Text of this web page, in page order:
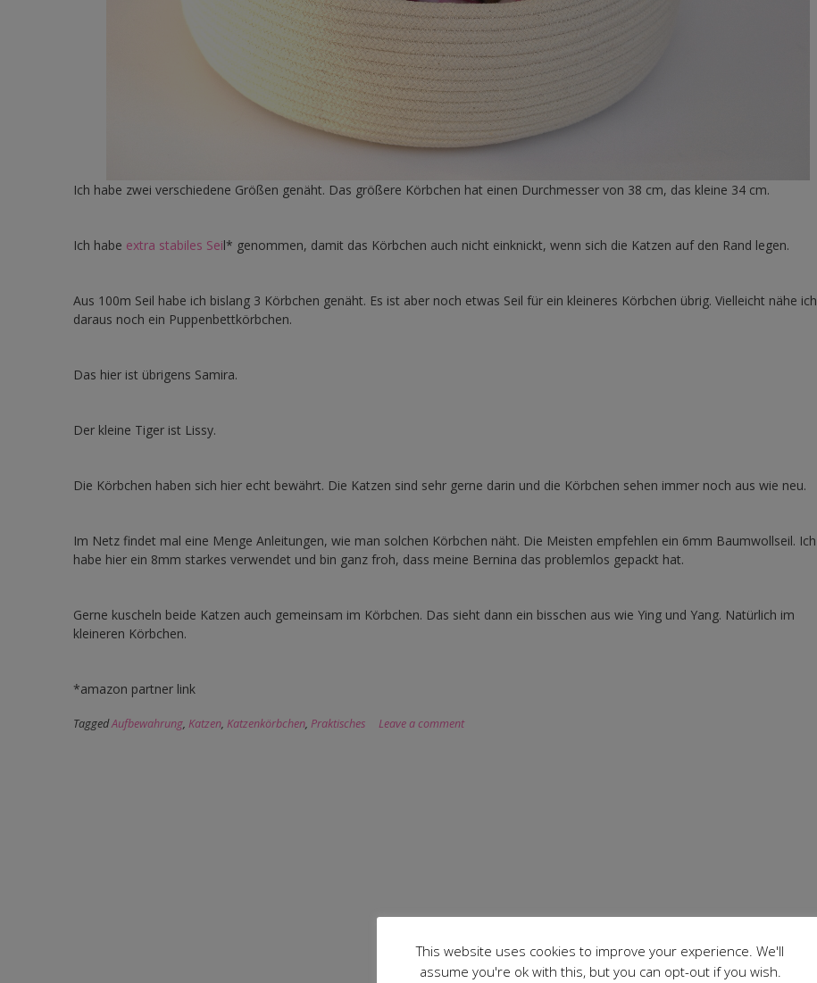
Ich habe zwei verschiedene Größen genäht. Das größere Körbchen hat einen Durchmesser von 38 cm, das kleine 34 cm.
Ich habe extra stabiles Seil* genommen, damit das Körbchen auch nicht einknickt, wenn sich die Katzen auf den Rand legen.
Aus 100m Seil habe ich bislang 3 Körbchen genäht. Es ist aber noch etwas Seil für ein kleineres Körbchen übrig. Vielleicht nähe ich
daraus noch ein Puppenbettkörbchen.
Das hier ist übrigens Samira.
Der kleine Tiger ist Lissy.
Die Körbchen haben sich hier echt bewährt. Die Katzen sind sehr gerne darin und die Körbchen sehen immer noch aus wie neu.
Im Netz findet mal eine Menge Anleitungen, wie man solchen Körbchen näht. Die Meisten empfehlen ein 6mm Baumwollseil. Ich
habe hier ein 8mm starkes verwendet und bin ganz froh, dass meine Bernina das problemlos gepackt hat.
Gerne kuscheln beide Katzen auch gemeinsam im Körbchen. Das sieht dann ein bisschen aus wie Ying und Yang. Natürlich im
kleineren Körbchen.
*amazon partner link
TaggedAufbewahrung, Katzen, Katzenkörbchen, Praktisches Leave a comment
This website uses cookies to improve your experience. We'll
assume you're ok with this, but you can opt-out if you wish.